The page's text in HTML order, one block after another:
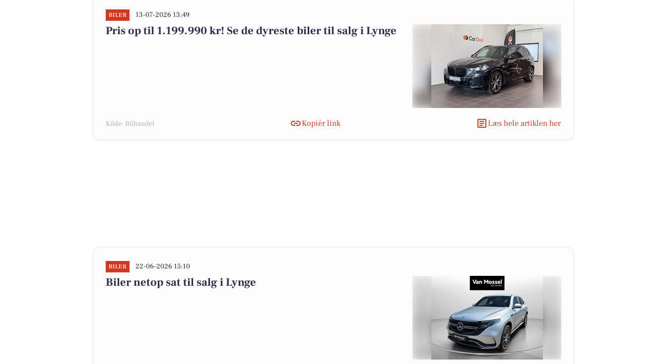
BILER 13-07-2026 13:49
Pris op til 1.199.990 kr! Se de dyreste biler til salg i Lynge
Kilde: Bilhandel Kopiér link Læs hele artiklen her
BILER 22-06-2026 15:10
Biler netop sat til salg i Lynge